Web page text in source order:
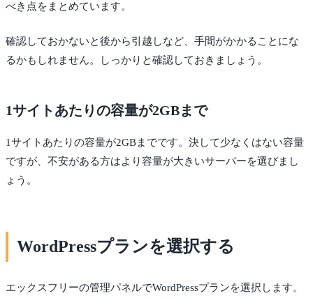
べき点をまとめています。
確認しておかないと後から引越しなど、手間がかかることにな
るかもしれません。しっかりと確認しておきましょう。
1サイトあたりの容量が2GBまで
1サイトあたりの容量が2GBまでです。決して少なくはない容量
ですが、不安がある方はより容量が大きいサーバーを選びまし
ょう。
WordPressプランを選択する
エックスフリーの管理パネルでWordPressプランを選択します。